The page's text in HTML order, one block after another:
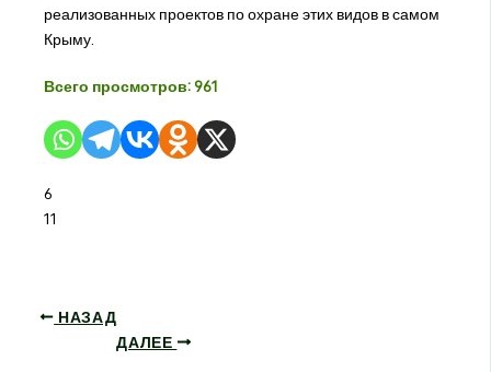
реализованных проектов по охране этих видов в самом
Крыму.
Всего просмотров: 961
6
11
НАЗАД
ДАЛЕЕ